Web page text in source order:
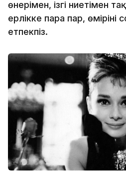
өнерімен, ізгі ниетімен
ерлікке пара пар,
етпекпіз.